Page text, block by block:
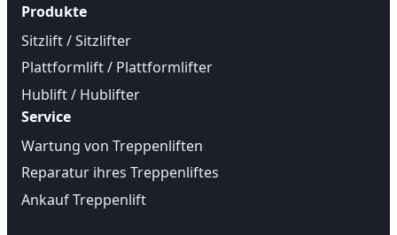
Produkte
Sitzlift / Sitzlifter
Plattformlift / Plattformlifter
Hublift / Hublifter
Service
Wartung von Treppenliften
Reparatur ihres Treppenliftes
Ankauf Treppenlift